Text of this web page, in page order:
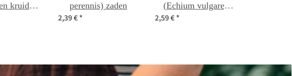
kruiden
- zaad
perennis) zaden
2,39 €*
(Echium vulgare)
2,59 €*